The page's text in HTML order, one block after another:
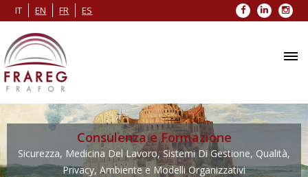
IT EN FR ES Facebook
LinkedIn
Consulenza e Formazione
Sicurezza, Medicina Del Lavoro, Sistemi Di Gestione, Qualità,
Privacy, Ambiente e Modelli Organizzativi